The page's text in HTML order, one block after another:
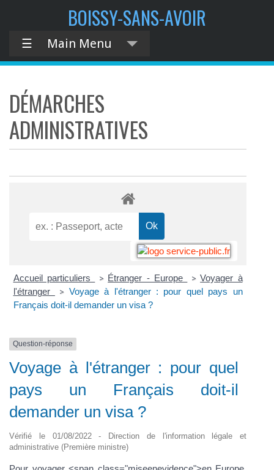
BOISSY-SANS-AVOIR
☰ Main Menu
DÉMARCHES
ADMINISTRATIVES
Accueil particuliers > Étranger - Europe > Voyager à
l'étranger
> Voyage à l'étranger : pour quel pays un
Français doit-il demander un visa ?
Question-réponse
Voyage à l'étranger : pour quel
pays un Français doit-il
demander un visa ?
Vérifié le 01/08/2022 - Direction de l'information légale et
administrative (Première ministre)